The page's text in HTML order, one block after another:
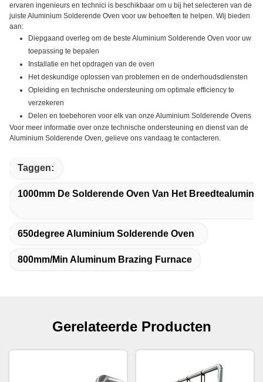
ervaren ingenieurs en technici is beschikbaar om u bij het selecteren van de
juiste Aluminium Solderende Oven voor uw behoeften te helpen. Wij bieden
aan:
Diepgaand overleg om de beste Aluminium Solderende Oven voor uw
toepassing te bepalen
Installatie en het opdragen van de oven
Het deskundige oplossen van problemen en de onderhoudsdiensten
Opleiding en technische ondersteuning om optimale efficiency te
verzekeren
Delen en toebehoren voor elk van onze Aluminium Solderende Ovens
Voor meer informatie over onze technische ondersteuning en dienst van de
Aluminium Solderende Oven, gelieve ons vandaag te contacteren.
Taggen:
1000mm De Solderende Oven Van Het
650degree Aluminium Solderende Oven
800mm/Min Aluminum Brazing Furnace
Gerelateerde Producten